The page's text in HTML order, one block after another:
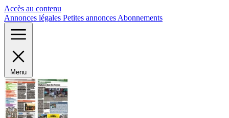
Accès au contenu
Annonces légales Petites annonces Abonnements
Menu
Panneau de gestion des cookies